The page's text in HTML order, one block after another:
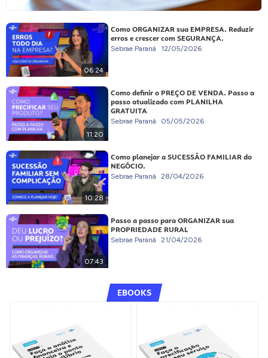
06:24
Como ORGANIZAR sua EMPRESA. Reduzir
erros e crescer com SEGURANÇA.
Sebrae Paraná 12/05/2026
11:20
Como definir o PREÇO DE VENDA. Passo a
passo atualizado com PLANILHA
GRATUITA
Sebrae Paraná 05/05/2026
10:28
Como planejar a SUCESSÃO FAMILIAR do
NEGÓCIO.
Sebrae Paraná 28/04/2026
07:43
Passo a passo para ORGANIZAR sua
PROPRIEDADE RURAL
Sebrae Paraná 21/04/2026
EBOOKS